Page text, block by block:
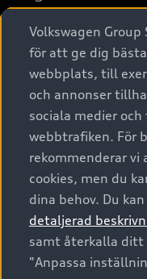
A6 modellerna
SUV
Avant
Audi Sport
Privatleasing
Nya bilar i lager
Begagnade bilar i
Audi approved :plus -
Finansiering
Audi exclusive
Provkörning
Service & tillbehör
Audi digital services
Originaltillbehör -
Garantier
Försäkring
Digitala manualer
Audi Collection –
Vanliga frågor
Tjänstebil
Tjänstebil
Business lease online
Företagsleasing
Om Audi Sverige
Kontakta oss
Audi Återförsäljare/-
myAudi
Pressmeddelanden
© 2026 AUDI
Utgivare Juridiskt
Juridiskt Audi Digital
Volkswagen Group
för att ge dig
webbplats, till
och annonser
sociala medier
webbtrafiken. För
rekommenderar
cookies, men du
dina behov. Du
detaljerad
samt återkalla ditt
"Anpassa